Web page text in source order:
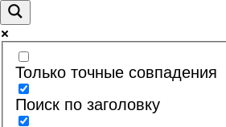
Только точные совпадения
Поиск по заголовку